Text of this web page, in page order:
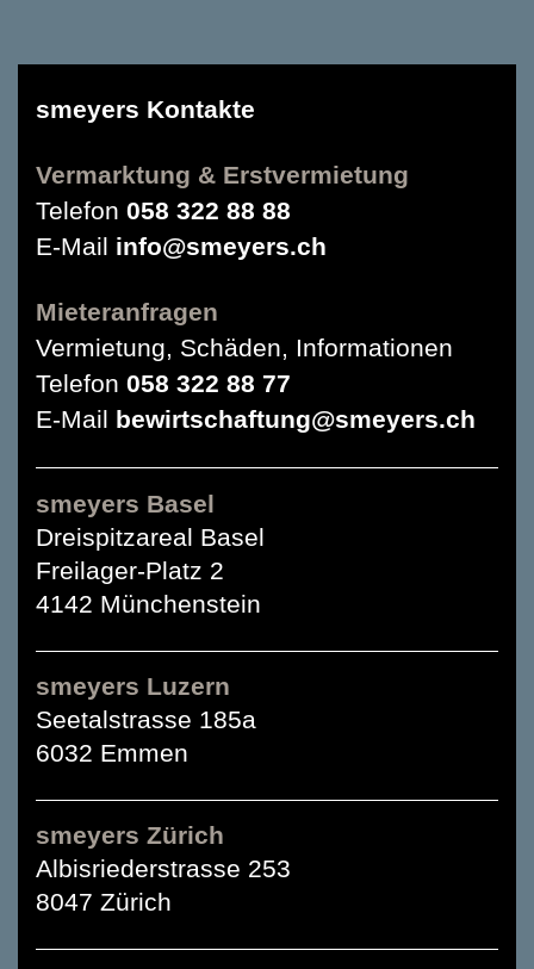
smeyers Kontakte
Vermarktung & Erstvermietung
Telefon 058 322 88 88
E-Mail info@smeyers.ch
Mieteranfragen
Vermietung, Schäden, Informationen
Telefon 058 322 88 77
E-Mail bewirtschaftung@smeyers.ch
smeyers Basel
Dreispitzareal Basel
Freilager-Platz 2
4142 Münchenstein
smeyers Luzern
Seetalstrasse 185a
6032 Emmen
smeyers Zürich
Albisriederstrasse 253
8047 Zürich